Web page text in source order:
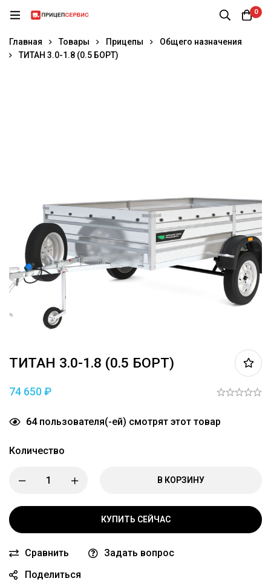
0
Главная Товары Прицепы
Общего назначения
ТИТАН 3.0-1.8 (0.5 БОРТ)
ТИТАН 3.0-1.8 (0.5 БОРТ)
74 650₽
64пользователя(-ей) смотрят этот товар
Количество
В КОРЗИНУ
КУПИТЬ СЕЙЧАС
Сравнить
Задать вопрос
Поделиться